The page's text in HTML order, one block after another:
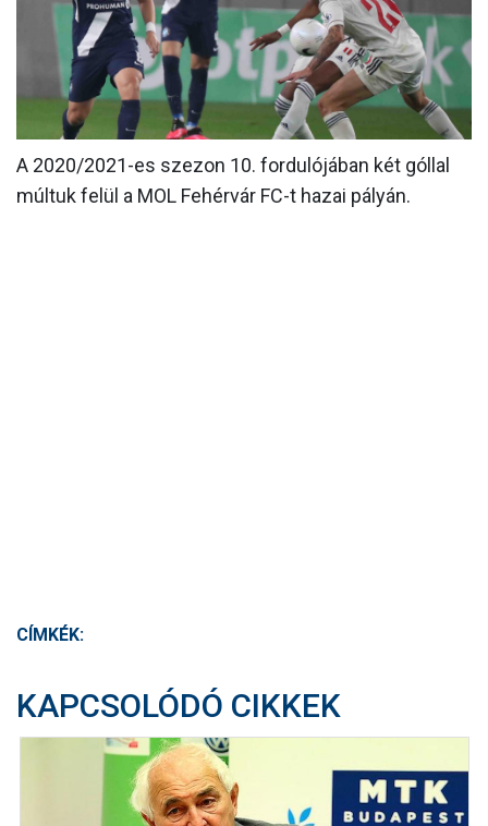
MÉRKŐZÉSEK
KLUB
GALÉRIA
SZURKOLÓI ÉLMÉNYEK
AKKREDITÁCIÓ
A 2020/2021-es szezon 10. fordulójában két góllal
múltuk felül a MOL Fehérvár FC-t hazai pályán.
CÍMKÉK:
KAPCSOLÓDÓ CIKKEK